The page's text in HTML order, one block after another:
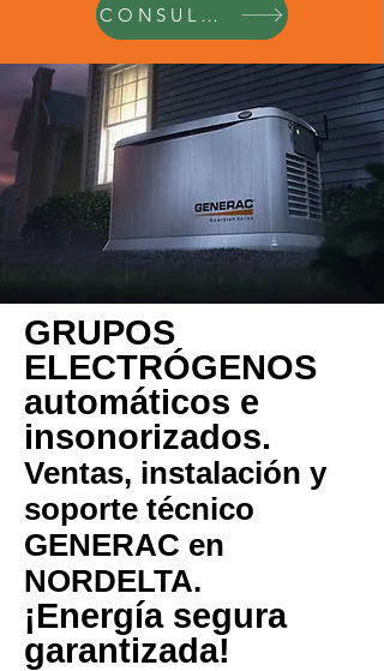
CONSULTAR
GRUPOS
ELECTRÓGENOS
automáticos e
insonorizados.
Ventas, instalación y
soporte técnico
GENERAC en
NORDELTA.
¡Energía segura
garantizada!